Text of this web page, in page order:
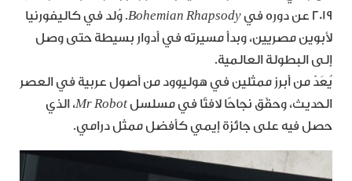
٢٠١٩ عن دوره في
Bohemian Rhapsody. وُلد في كاليفورنيا
لأبوين مصريين، وبدأ مسيرته في أدوار بسيطة حتى وصل
إلى البطولة العالمية.
يُعَدّ من أبرز ممثلين في هوليوود من أصول عربية في العصر
الحديث، وحقّق نجاحًا لافتًا في مسلسل Mr Robot، الذي
حصل فيه على جائزة إيمي كأفضل ممثل درامي.